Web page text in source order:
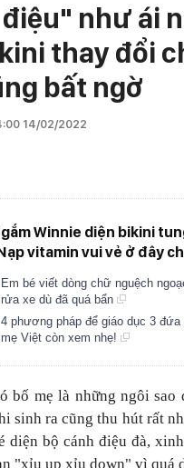
như ái
thay đổi
bất ngờ
14/02/2022
Winnie diện bikini
vitamin vui vẻ ở đây
Em bé viết dòng chữ nguệch
rửa xe dù đã quá bẩn
4 phương pháp để giáo dục 3
mẹ Việt còn xem nhẹ!
bố mẹ là những ngôi
sinh ra cũng thu hút rất
diện bộ cánh điệu đà,
"xỉu up xỉu down" vì quá